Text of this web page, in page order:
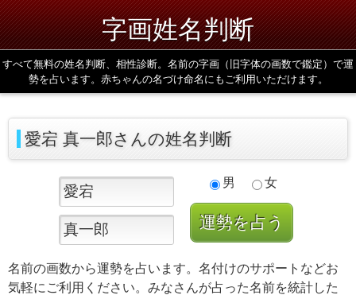
字画姓名判断
すべて無料の姓名判断、相性診断。名前の字画（旧字体の画数で鑑定）で運
勢を占います。赤ちゃんの名づけ命名にもご利用いただけます。
愛宕 真一郎さんの姓名判断
男 女
名前の画数から運勢を占います。名付けのサポートなどお
気軽にご利用ください。みなさんが占った名前を統計した